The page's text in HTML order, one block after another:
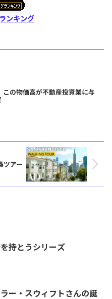
ンキング
の物価高が不動産投資業に与
ツアー
持とうシリーズ
ー・スウィフトさんの誕